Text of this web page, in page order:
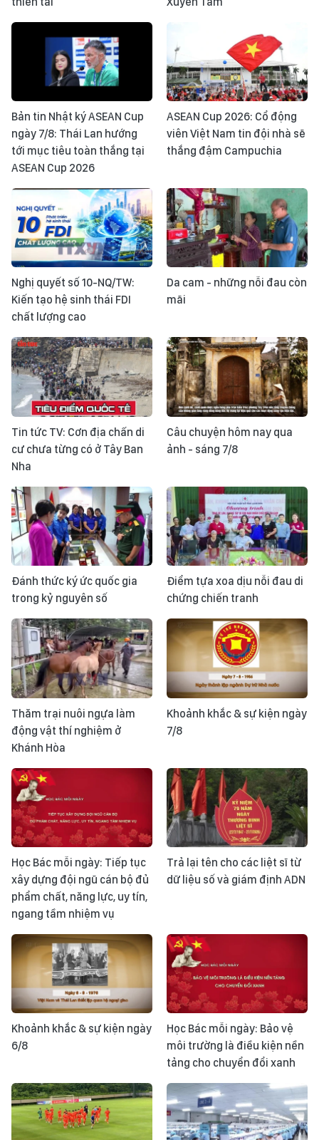
Bản tin Nhật ký ASEAN Cup
ngày 7/8: Thái Lan hướng
tới mục tiêu toàn thắng tại
ASEAN Cup 2026
ASEAN Cup 2026: Cổ động
viên Việt Nam tin đội nhà sẽ
thắng đậm Campuchia
Nghị quyết số 10-NQ/TW:
Kiến tạo hệ sinh thái FDI
chất lượng cao
Da cam - những nỗi đau còn
mãi
Tin tức TV: Cơn địa chấn di
cư chưa từng có ở Tây Ban
Nha
Câu chuyện hôm nay qua
ảnh - sáng 7/8
Đánh thức ký ức quốc gia
trong kỷ nguyên số
Điểm tựa xoa dịu nỗi đau di
chứng chiến tranh
Thăm trại nuôi ngựa làm
động vật thí nghiệm ở
Khánh Hòa
Khoảnh khắc & sự kiện ngày
7/8
Học Bác mỗi ngày: Tiếp tục
xây dựng đội ngũ cán bộ đủ
phẩm chất, năng lực, uy tín,
ngang tầm nhiệm vụ
Trả lại tên cho các liệt sĩ từ
dữ liệu số và giám định ADN
Khoảnh khắc & sự kiện ngày
6/8
Học Bác mỗi ngày: Bảo vệ
môi trường là điều kiện nền
tảng cho chuyển đổi xanh